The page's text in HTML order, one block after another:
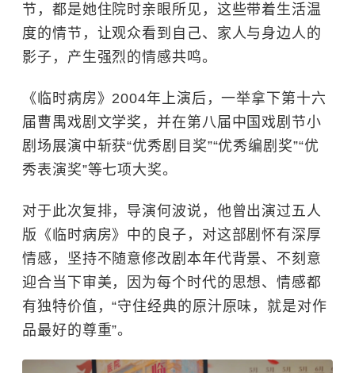
节，都是她住院时亲眼所见，这些带着生活温
度的情节，让观众看到自己、家人与身边人的
影子，产生强烈的情感共鸣。
《临时病房》2004年上演后，一举拿下第十六
届曹禺戏剧文学奖，并在第八届中国戏剧节小
剧场展演中斩获“优秀剧目奖”“优秀编剧奖”“优
秀表演奖”等七项大奖。
对于此次复排，导演何波说，他曾出演过五人
版《临时病房》中的良子，对这部剧怀有深厚
情感，坚持不随意修改剧本年代背景、不刻意
迎合当下审美，因为每个时代的思想、情感都
有独特价值，“守住经典的原汁原味，就是对作
品最好的尊重”。